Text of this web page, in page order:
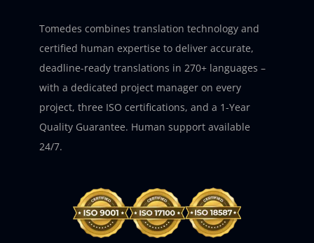
Tomedes combines translation technology and
certified human expertise to deliver accurate,
deadline-ready translations in 270+ languages –
with a dedicated project manager on every
project, three ISO certifications, and a 1-Year
Quality Guarantee. Human support available
24/7.